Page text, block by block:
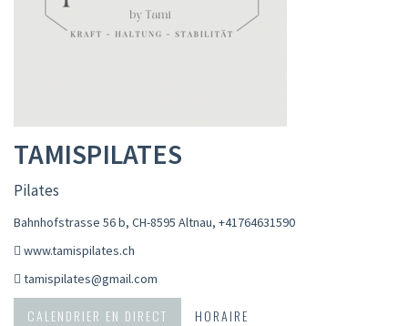
TAMISPILATES
Pilates
Bahnhofstrasse 56 b, CH-8595 Altnau, +41764631590
www.tamispilates.ch
tamispilates@gmail.com
CALENDRIER EN DIRECT
HORAIRE